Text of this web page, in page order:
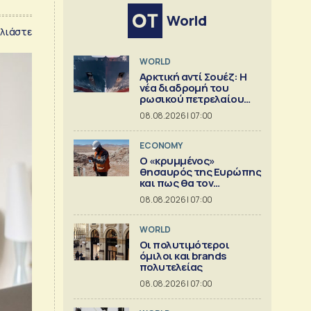
World
WORLD
Αρκτική αντί Σουέζ: Η
νέα διαδρομή του
ρωσικού πετρελαίου
[Γράφημα]
08.08.2026 | 07:00
ECONOMY
Ο «κρυμμένος»
θησαυρός της Ευρώπης
και πως θα τον
αξιοποιήσει [γράφημα]
08.08.2026 | 07:00
WORLD
Οι πολυτιμότεροι
όμιλοι και brands
πολυτελείας
08.08.2026 | 07:00